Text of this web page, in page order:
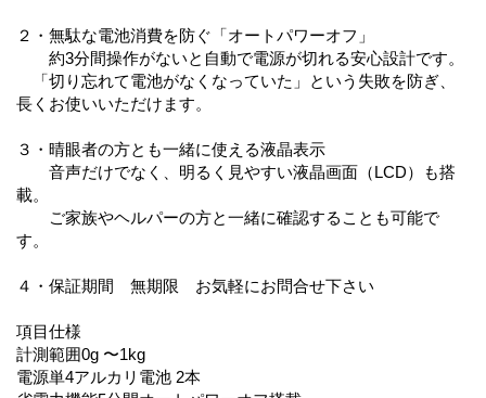
２・無駄な電池消費を防ぐ「オートパワーオフ」
約3分間操作がないと自動で電源が切れる安心設計です。
「切り忘れて電池がなくなっていた」という失敗を防ぎ、
長くお使いいただけます。
３・晴眼者の方とも一緒に使える液晶表示
音声だけでなく、明るく見やすい液晶画面（LCD）も搭
載。
ご家族やヘルパーの方と一緒に確認することも可能で
す。
４・保証期間 無期限 お気軽にお問合せ下さい
項目仕様
計測範囲0g 〜1kg
電源単4アルカリ電池 2本